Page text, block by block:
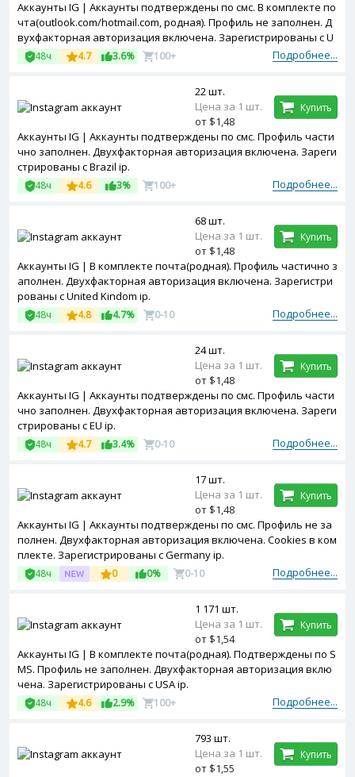
Аккаунты IG | Аккаунты подтверждены по смс. В комплекте по
чта(outlook.com/hotmail.com, родная). Профиль не заполнен. Д
вухфакторная авторизация включена. Зарегистрированы с U
SA ip.
Подробнее...
48ч 4.7 3.6% 100+
Аккаунты IG | Аккаунты подтверждены по смс. Профиль части
чно заполнен. Двухфакторная авторизация включена. Зареги
стрированы с Brazil ip.
Подробнее...
48ч 4.6 3% 100+
22 шт.
Цена за 1 шт.
от $1,48
Купить
Аккаунты IG | В комплекте почта(родная). Профиль частично з
аполнен. Двухфакторная авторизация включена. Зарегистри
рованы с United Kindom ip.
Подробнее...
48ч 4.8 4.7% 0-10
68 шт.
Цена за 1 шт.
от $1,48
Купить
Аккаунты IG | Аккаунты подтверждены по смс. Профиль части
чно заполнен. Двухфакторная авторизация включена. Зареги
стрированы с EU ip.
Подробнее...
48ч 4.7 3.4% 0-10
24 шт.
Цена за 1 шт.
от $1,48
Купить
Аккаунты IG | Аккаунты подтверждены по смс. Профиль не за
полнен. Двухфакторная авторизация включена. Cookies в ком
плекте. Зарегистрированы с Germany ip.
Подробнее...
48ч 0 0% 0-10
17 шт.
Цена за 1 шт.
от $1,48
Купить
Аккаунты IG | В комплекте почта(родная). Подтверждены по S
MS. Профиль не заполнен. Двухфакторная авторизация вклю
чена. Зарегистрированы с USA ip.
Подробнее...
48ч 4.6 2.9% 100+
1 171 шт.
Цена за 1 шт.
от $1,54
Купить
793 шт.
Цена за 1 шт.
от $1,55
Купить